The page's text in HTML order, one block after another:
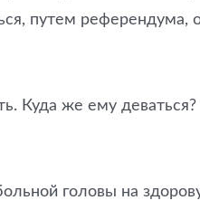
путем
Куда же ему
головы на